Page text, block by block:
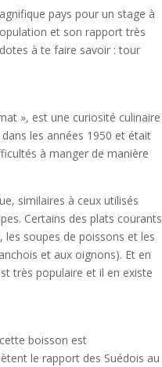
pays pour un stage à
et son rapport très
à te faire savoir : tour
», est une curiosité culinaire
les années 1950 et était
à manger de manière
similaires à ceux utilisés
Certains des plats courants
soupes de poissons et les
et aux oignons). Et en
très populaire et il en existe
boisson est
le rapport des Suédois au